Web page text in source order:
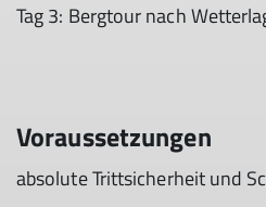
Tag 3: Bergtour nach
Voraussetzungen
absolute Trittsicherheit und